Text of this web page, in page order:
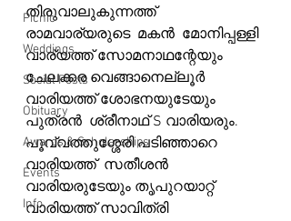
Picnic
Weddings
Social Posts
Obituary
Awards & Scholarships
Events
Info
തിരുവാലുകുന്നത്ത്
രാമവാര്യരുടെ  മകന്‍  മോനിപ്പള്ളി
വാര്യത്ത് സോമനാഥന്റേയും
ചേലക്കര വെങ്ങാനെല്ലൂർ
വാരിയത്ത് ശോഭനയുടേയും
പുത്രൻ  ശ്രീനാഥ് S വാരിയരും.
പൂവ്വത്തുശ്ശേരി പടിഞ്ഞാറെ
വാരിയത്ത്  സതീശൻ
വാരിയരുടേയും തൃപുറയാറ്റ്
വാരിയത്ത് സാവിത്രി